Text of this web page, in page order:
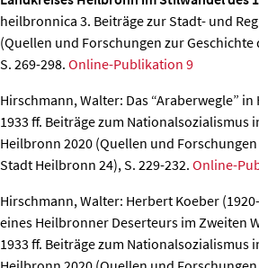
heilbronnica 3. Beiträge zur Stadt- und
(Quellen und Forschungen zur
S. 269-298. Online-Publikation 9
Hirschmann, Walter: Das “Araberwegle”
1933 ff. Beiträge zum Nationalsozialismus
Heilbronn 2020 (Quellen und
Stadt Heilbronn 24), S. 229-232. Online-
Hirschmann, Walter: Herbert Koeber
eines Heilbronner Deserteurs im Zweiten
1933 ff. Beiträge zum Nationalsozialismus